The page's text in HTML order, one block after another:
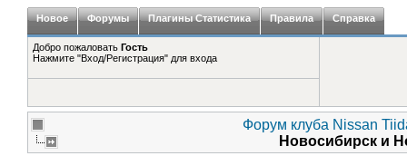
Новое Форумы Плагины Статистика Правила Справка
Добро пожаловать Гость
Нажмите "Вход/Регистрация" для входа
Форум клуба Nissan
Новосибирск и